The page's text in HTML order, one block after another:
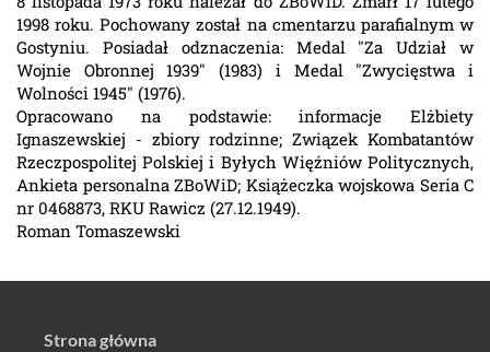
1998 roku. Pochowany został na cmentarzu parafialnym w
Gostyniu. Posiadał odznaczenia: Medal "Za Udział w
Wojnie Obronnej 1939" (1983) i Medal "Zwycięstwa i
Wolności 1945" (1976).
Opracowano na podstawie: informacje Elżbiety
Ignaszewskiej - zbiory rodzinne; Związek Kombatantów
Rzeczpospolitej Polskiej i Byłych Więźniów Politycznych,
Ankieta personalna ZBoWiD; Książeczka wojskowa Seria C
nr 0468873, RKU Rawicz (27.12.1949).
Roman Tomaszewski
Strona główna